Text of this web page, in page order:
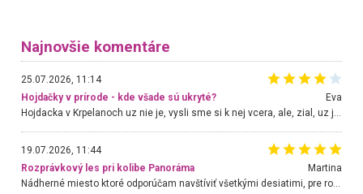
Najnovšie komentáre
25.07.2026, 11:14
Hojdačky v prírode - kde všade sú ukryté?
Eva
Hojdacka v Krpelanoch uz nie je, vysli sme si k nej vcera, ale, zial, uz je znicena. Ak sem planujete cestu len kvoli hojdacke, mozete si ju usetrit. Krasny vyhlad je tu vsak aj bez hojdacky :-)
19.07.2026, 11:44
Rozprávkový les pri kolibe Panoráma
Martina
Nádherné miesto ktoré odporúčam navštíviť všetkými desiatimi, pre rodiny s deťmi, dôchodcom... Proste a jednoducho ozaj rozprávkový les.. určite ešte prídeme. Odniesli sme si na pamiatku krásne tričká,